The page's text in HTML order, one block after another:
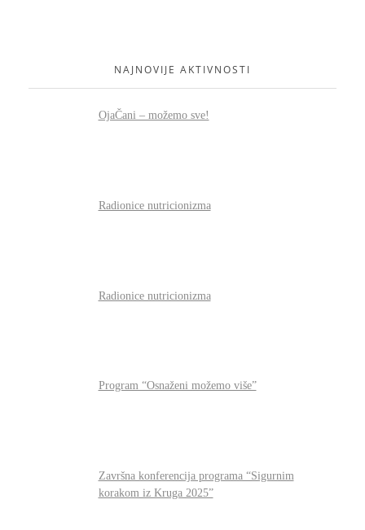
NAJNOVIJE AKTIVNOSTI
OjaČani – možemo sve!
Radionice nutricionizma
Radionice nutricionizma
Program “Osnaženi možemo više”
Završna konferencija programa “Sigurnim
korakom iz Kruga 2025”